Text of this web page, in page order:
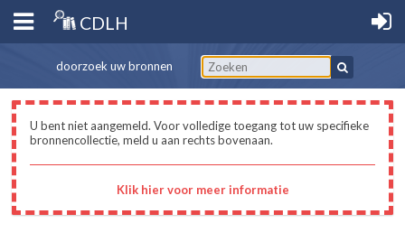
CDLH
doorzoek uw bronnen
U bent niet aangemeld. Voor volledige toegang tot uw specifieke
bronnencollectie, meld u aan rechts bovenaan.
Klik hier voor meer informatie